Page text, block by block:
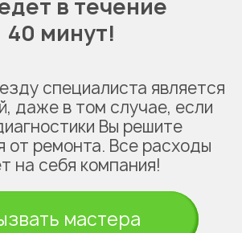
в течение
40 минут!
специалиста является
даже в том случае, если
Вы решите
от ремонта. Все расходы
на себя компания!
мастера